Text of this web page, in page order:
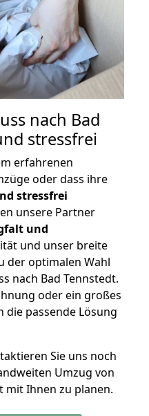
nach Bad
stressfrei
erfahrenen
oder dass ihre
stressfrei
unsere Partner
und
und unser breite
der optimalen Wahl
nach Bad Tennstedt.
oder ein großes
die passende Lösung
Sie uns noch
Umzug von
mit Ihnen zu planen.